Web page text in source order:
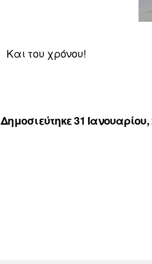
Και του χρόνου!
Δημοσιεύτηκε 31 Ιανουαρίου,